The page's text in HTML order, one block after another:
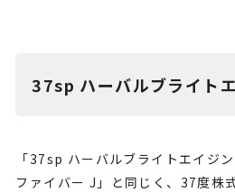
37sp ハーバルブライト
「37sp ハーバルブライトエイ
ファイバー J」と同じく、37度株